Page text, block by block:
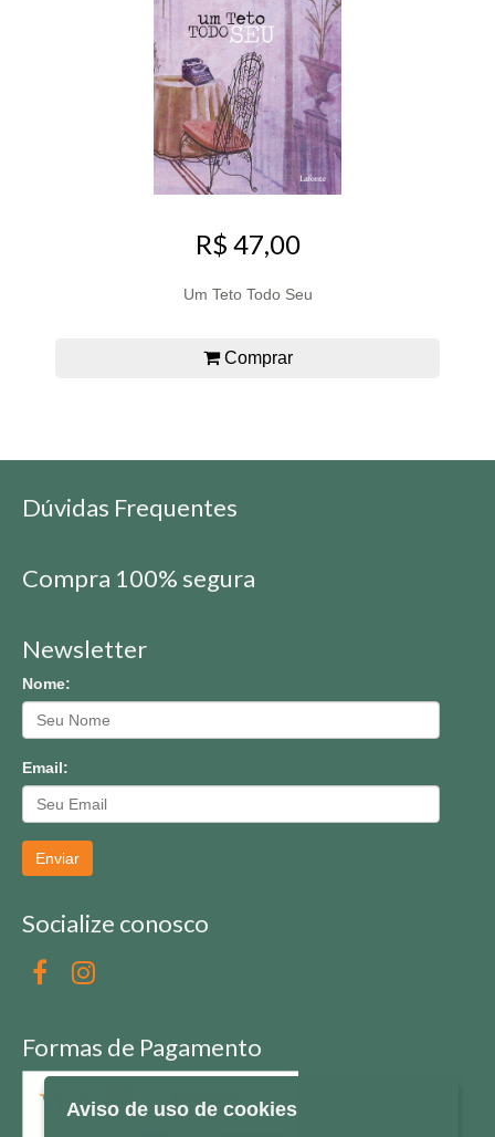
R$ 47,00
Um Teto Todo Seu
Comprar
Dúvidas Frequentes
Compra 100% segura
Newsletter
Nome:
Email:
Enviar
Socialize conosco
Formas de Pagamento
Aviso de uso de cookies